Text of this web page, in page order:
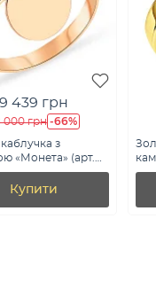
9 439 грн
000 грн -66%
з
«Монета» (арт.
Купити